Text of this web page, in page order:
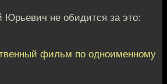
не обидится за это:
фильм по одноименному